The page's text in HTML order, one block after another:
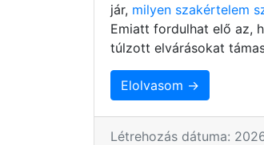
jár, milyen szakértelem
Emiatt fordulhat elő az,
túlzott elvárásokat
Elolvasom →
Létrehozás dátuma: